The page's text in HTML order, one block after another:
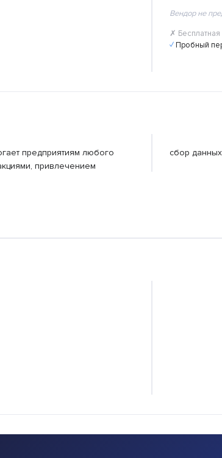
Вендор не
✗ Бесплатная
✓ Пробный
предприятиям любого
привлечением
сбор